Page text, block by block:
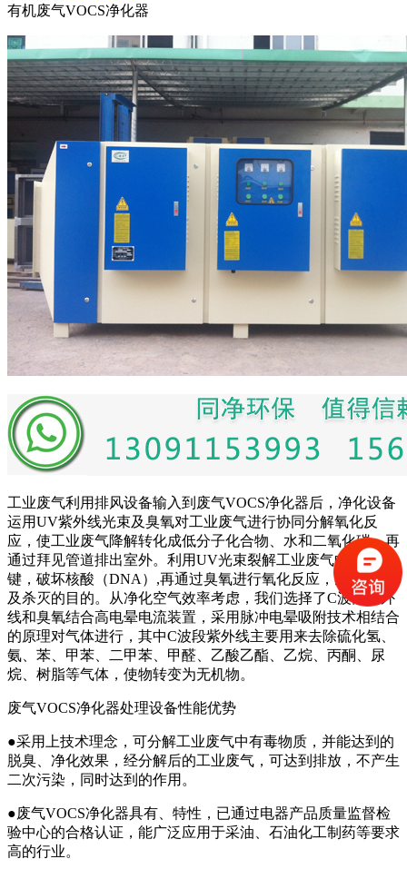
有机废气VOCS净化器
工业废气利用排风设备输入到废气VOCS净化器后，净化设备
运用UV紫外线光束及臭氧对工业废气进行协同分解氧化反
应，使工业废气降解转化成低分子化合物、水和二氧化碳，再
通过拜见管道排出室外。利用UV光束裂解工业废气中的分子
键，破坏核酸（DNA）,再通过臭氧进行氧化反应，达到净化
及杀灭的目的。从净化空气效率考虑，我们选择了C波段紫外
线和臭氧结合高电晕电流装置，采用脉冲电晕吸附技术相结合
的原理对气体进行，其中C波段紫外线主要用来去除硫化氢、
氨、苯、甲苯、二甲苯、甲醛、乙酸乙酯、乙烷、丙酮、尿
烷、树脂等气体，使物转变为无机物。
废气VOCS净化器处理设备性能优势
●采用上技术理念，可分解工业废气中有毒物质，并能达到的
脱臭、净化效果，经分解后的工业废气，可达到排放，不产生
二次污染，同时达到的作用。
●废气VOCS净化器具有、特性，已通过电器产品质量监督检
验中心的合格认证，能广泛应用于采油、石油化工制药等要求
高的行业。